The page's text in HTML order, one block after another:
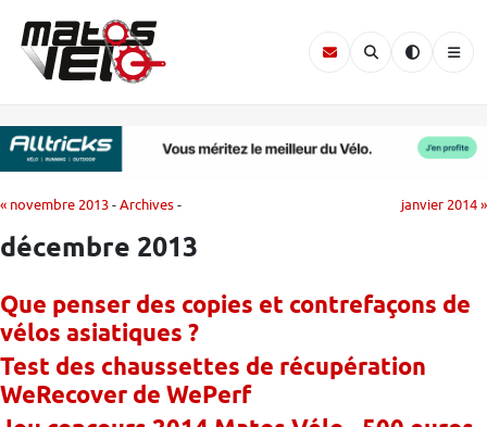
« novembre 2013-Archives- janvier 2014 »
décembre 2013
Que penser des copies et contrefaçons de
vélos asiatiques ?
Test des chaussettes de récupération
WeRecover de WePerf